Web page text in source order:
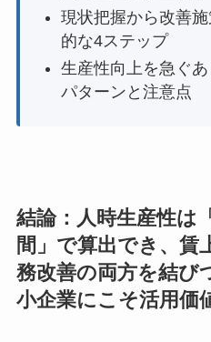
現状把握から改善
的な4ステップ
生産性向上を急ぐ
パターンと注意点
結論：人時生産性は
間」で算出でき、賃
務改善の両方を結び
小企業にこそ活用価